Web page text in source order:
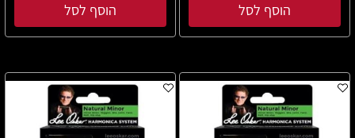
הוסף לסל הוסף לסל